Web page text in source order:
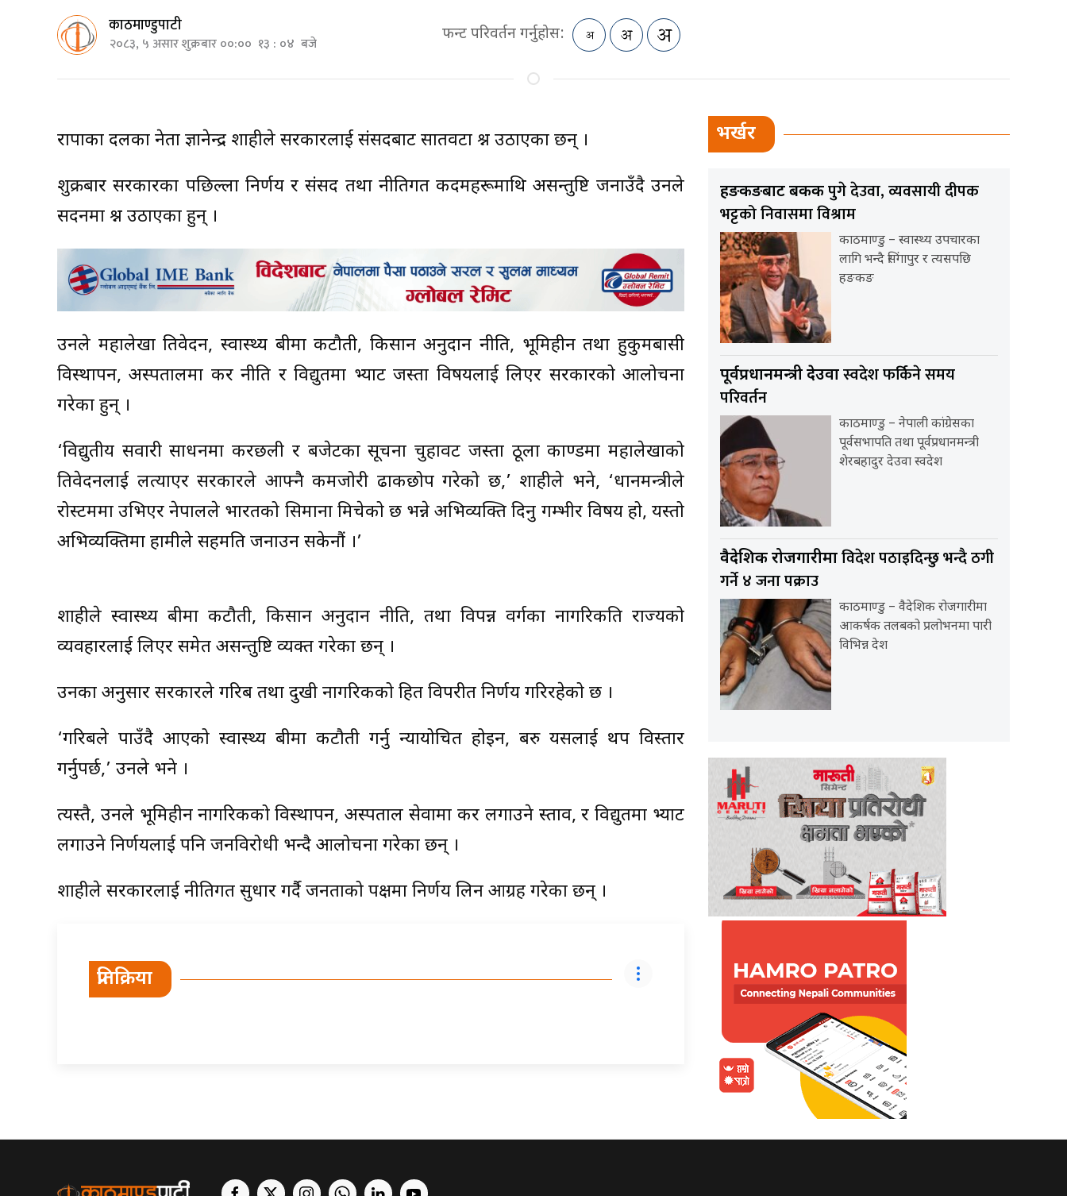
काठमाण्डुपाटी
२०८३, ५ असार शुक्रबार ००:०० १३ : ०४ बजे फन्ट परिवर्तन गर्नुहोस:
राप्रपाका दलका नेता ज्ञानेन्द्र शाहीले सरकारलाई संसदबाट सातवटा प्रश्न उठाएका छन् ।
शुक्रबार सरकारका पछिल्ला निर्णय र संसद तथा नीतिगत कदमहरूमाथि असन्तुष्टि जनाउँदै उनले
सदनमा प्रश्न उठाएका हुन् ।
उनले महालेखा प्रतिवेदन, स्वास्थ्य बीमा कटौती, किसान अनुदान नीति, भूमिहीन तथा हुकुमबासी
विस्थापन, अस्पतालमा कर नीति र विद्युतमा भ्याट जस्ता विषयलाई लिएर सरकारको आलोचना
गरेका हुन् ।
‘विद्युतीय सवारी साधनमा करछली र बजेटका सूचना चुहावट जस्ता ठूला काण्डमा महालेखाको
प्रतिवेदनलाई लत्याएर सरकारले आफ्नै कमजोरी ढाकछोप गरेको छ,’ शाहीले भने, ‘प्रधानमन्त्रीले
रोस्टममा उभिएर नेपालले भारतको सिमाना मिचेको छ भन्ने अभिव्यक्ति दिनु गम्भीर विषय हो, यस्तो
अभिव्यक्तिमा हामीले सहमति जनाउन सकेनौं ।’
शाहीले स्वास्थ्य बीमा कटौती, किसान अनुदान नीति, तथा विपन्न वर्गका नागरिकप्रति राज्यको
व्यवहारलाई लिएर समेत असन्तुष्टि व्यक्त गरेका छन् ।
उनका अनुसार सरकारले गरिब तथा दुखी नागरिकको हित विपरीत निर्णय गरिरहेको छ ।
‘गरिबले पाउँदै आएको स्वास्थ्य बीमा कटौती गर्नु न्यायोचित होइन, बरु यसलाई थप विस्तार
गर्नुपर्छ,’ उनले भने ।
त्यस्तै, उनले भूमिहीन नागरिकको विस्थापन, अस्पताल सेवामा कर लगाउने प्रस्ताव, र विद्युतमा भ्याट
लगाउने निर्णयलाई पनि जनविरोधी भन्दै आलोचना गरेका छन् ।
शाहीले सरकारलाई नीतिगत सुधार गर्दै जनताको पक्षमा निर्णय लिन आग्रह गरेका छन् ।
प्रतिक्रिया
भर्खर
हङकङबाट बैंककपुगे देउवा, व्यवसायी दीपक
भट्टको निवासमा विश्राम
काठमाण्डु – स्वास्थ्य उपचारका
लागि भन्दै सिंगापुर र त्यसपछि
हङकङ
पूर्वप्रधानमन्त्री देउवास्वदेश फर्किने समय
परिवर्तन
काठमाण्डु – नेपाली कांग्रेसका
पूर्वसभापति तथा पूर्वप्रधानमन्त्री
शेरबहादुर देउवा स्वदेश
वैदेशिक रोजगारीमाविदेश पठाइदिन्छु भन्दै ठगी
गर्ने ४ जना पक्राउ
काठमाण्डु – वैदेशिक रोजगारीमा
आकर्षक तलबको प्रलोभनमा पारी
विभिन्न देश